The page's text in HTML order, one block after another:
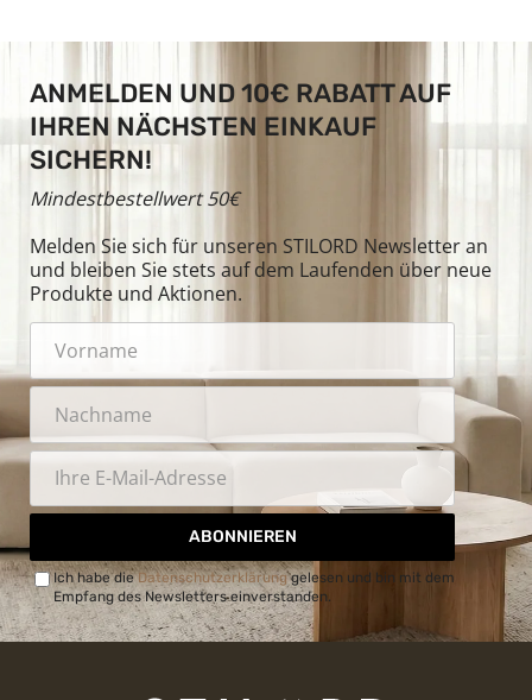
ANMELDEN UND 10€ RABATT AUF
IHREN NÄCHSTEN EINKAUF
SICHERN!
Mindestbestellwert 50€
Melden Sie sich für unseren STILORD Newsletter an
und bleiben Sie stets auf dem Laufenden über neue
Produkte und Aktionen.
ABONNIEREN
Ich habe dieDatenschutzerklärunggelesen und bin mit dem
Empfang des Newsletters einverstanden.